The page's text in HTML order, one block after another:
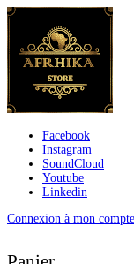
Facebook
Instagram
SoundCloud
Youtube
Linkedin
Connexion à mon